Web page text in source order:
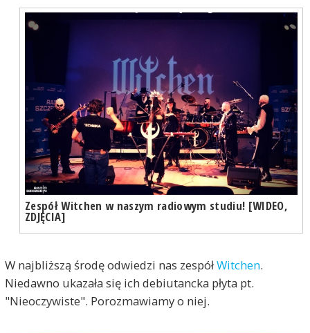
Zespół Witchen w naszym radiowym studiu! [WIDEO,
ZDJĘCIA]
W najbliższą środę odwiedzi nas zespółWitchen.
Niedawno ukazała się ich debiutancka płyta pt.
"Nieoczywiste". Porozmawiamy o niej.